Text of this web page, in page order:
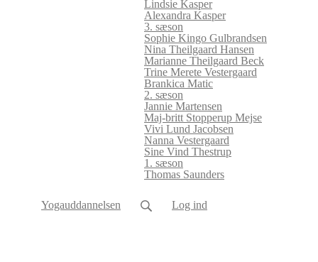
Lindsie Kasper
Alexandra Kasper
3. sæson
Sophie Kingo Gulbrandsen
Nina Theilgaard Hansen
Marianne Theilgaard Beck
Trine Merete Vestergaard
Brankica Matic
2. sæson
Jannie Martensen
Maj-britt Stopperup Mejse
Vivi Lund Jacobsen
Nanna Vestergaard
Sine Vind Thestrup
1. sæson
Thomas Saunders
Yogauddannelsen Log ind